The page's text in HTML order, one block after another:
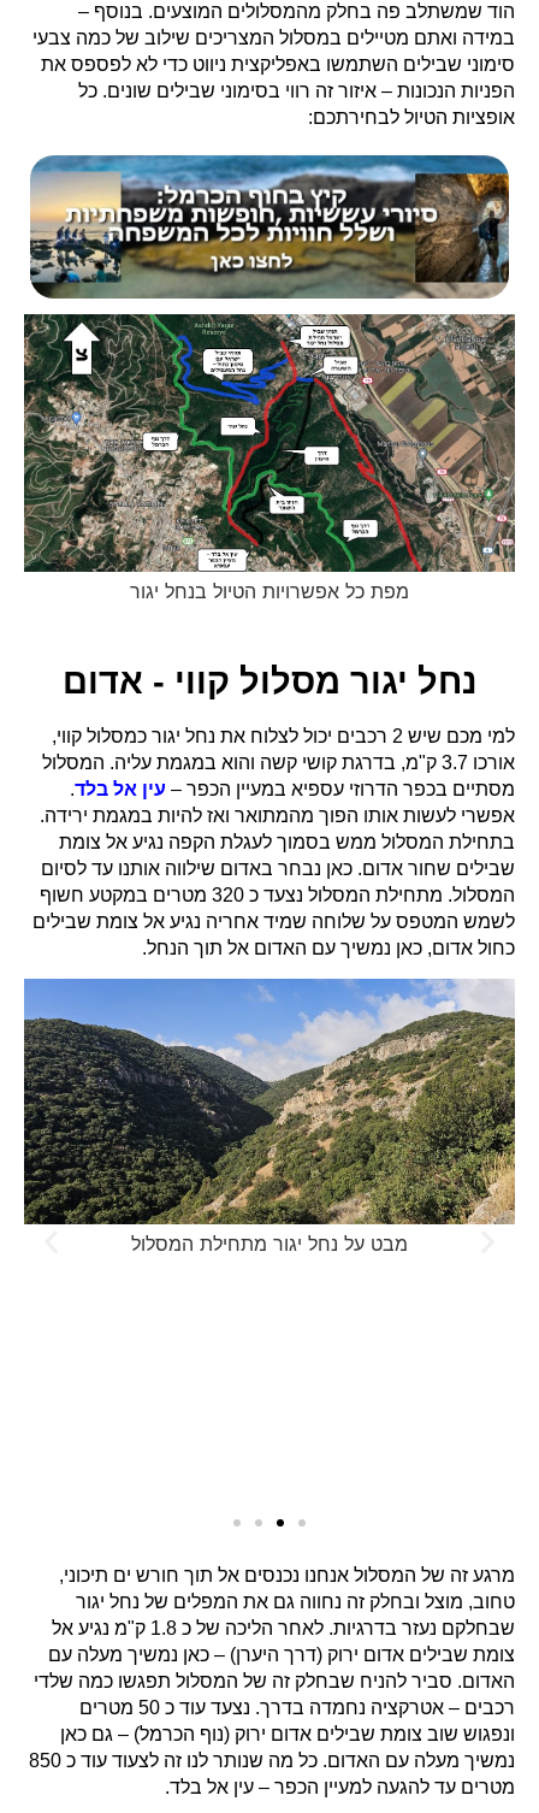
הוד שמשתלב פה בחלק מהמסלולים המוצעים. בנוסף –
במידה ואתם מטיילים במסלול המצריכים שילוב של כמה צבעי
סימוני שבילים השתמשו באפליקצית ניווט כדי לא לפספס את
הפניות הנכונות – איזור זה רווי בסימוני שבילים שונים. כל
אופציות הטיול לבחירתכם:
מפת כל אפשרויות הטיול בנחל יגור
נחל יגור מסלול קווי - אדום
למי מכם שיש 2 רכבים יכול לצלוח את נחל יגור כמסלול קווי,
אורכו 3.7 ק"מ, בדרגת קושי קשה והוא במגמת עליה. המסלול
מסתיים בכפר הדרוזי עספיא במעיין הכפר – עין אל בלד.
אפשרי לעשות אותו הפוך מהמתואר ואז להיות במגמת ירידה.
בתחילת המסלול ממש בסמוך לעגלת הקפה נגיע אל צומת
שבילים שחור אדום. כאן נבחר באדום שילווה אותנו עד לסיום
המסלול. מתחילת המסלול נצעד כ 320 מטרים במקטע חשוף
לשמש המטפס על שלוחה שמיד אחריה נגיע אל צומת שבילים
כחול אדום, כאן נמשיך עם האדום אל תוך הנחל.
מבט על נחל יגור מתחילת המסלול
מעייןעין אל בלדנובע בשולי היישוב הדרוזי עוספיא, המים
מוזרמים על ידי צינור מתוך הקיר ישירות אל בריכת בטון גדולה
שגודלה 5*5 מטר אליה ניתן להיכנס בעזרת 3 מדרגות. סביב
הבריכה ישנם פינות ישיבה תחת עצי הזית שפזורים כאן וזה
מקום נהדר אם תרצו לעשות בו פיקניק או לפתוח פק"ל קפה
בסיום הטיול – מידע מפורט על המעייןלחצו כאן. כדי להגיע
לתחילתהמסלול תוכלו ללחוץ כאןלנקודת וויז.כדי להגיע
לסוףהמסלול תוכלו לרשום בוויז: עין אל בלד עוספיא.